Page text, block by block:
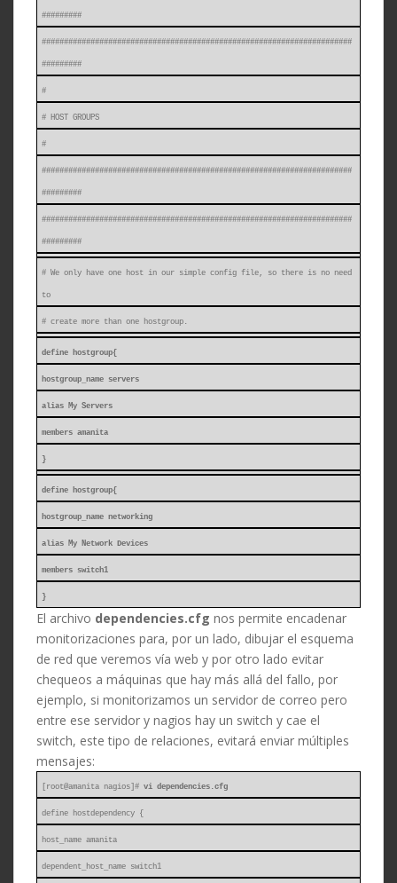
#########
######################################################################
#########
#
# HOST GROUPS
#
######################################################################
#########
######################################################################
#########
# We only have one host in our simple config file, so there is no need
to
# create more than one hostgroup.
define hostgroup{
hostgroup_name servers
alias My Servers
members amanita
}
define hostgroup{
hostgroup_name networking
alias My Network Devices
members switch1
}
El archivo dependencies.cfg nos permite encadenar
monitorizaciones para, por un lado, dibujar el esquema
de red que veremos vía web y por otro lado evitar
chequeos a máquinas que hay más allá del fallo, por
ejemplo, si monitorizamos un servidor de correo pero
entre ese servidor y nagios hay un switch y cae el
switch, este tipo de relaciones, evitará enviar múltiples
mensajes:
[root@amanita nagios]#vi dependencies.cfg
define hostdependency {
host_name amanita
dependent_host_name switch1